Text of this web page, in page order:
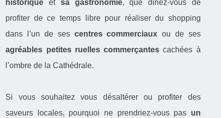
historique et sa gastronomie, que diriez-vous de
profiter de ce temps libre pour réaliser du shopping
dans l’un de ses centres commerciaux ou de ses
agréables petites ruelles commerçantes cachées à
l’ombre de la Cathédrale.
Si vous souhaitez vous désaltérer ou profiter des
saveurs locales, pourquoi ne prendriez-vous pas un